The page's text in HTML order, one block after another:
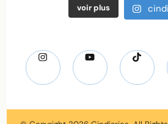
voir plus